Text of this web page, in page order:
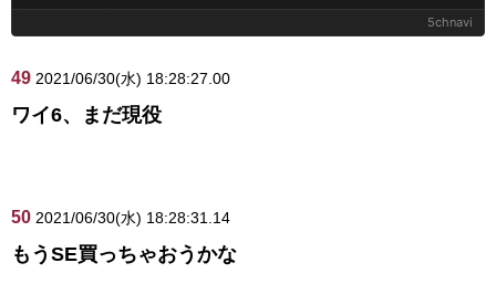
5chnavi
49 2021/06/30(水) 18:28:27.00
ワイ6、まだ現役
50 2021/06/30(水) 18:28:31.14
もうSE買っちゃおうかな